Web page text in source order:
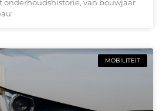
onderhoudshistorie, van bouwjaar
MOBILITEIT